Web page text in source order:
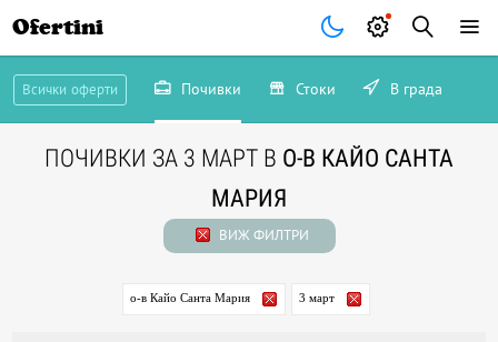
Ofertini
Всички оферти Почивки Стоки В града
ПОЧИВКИ ЗА 3 МАРТ В О-В КАЙО САНТА
МАРИЯ
ВИЖ ФИЛТРИ
о-в Кайо Санта Мария 3 март